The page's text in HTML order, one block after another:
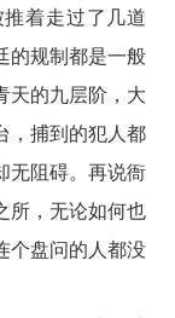
着走过了几道
的规制都是一般
天的九层阶，大
，捕到的犯人都
无阻碍。再说衙
所，无论如何也
个盘问的人都没